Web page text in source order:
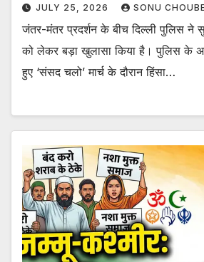
JULY 25, 2026 SONU
जंतर-मंतर प्रदर्शन के बीच दिल्ली पुलिस ने
को लेकर बड़ा खुलासा किया है। पुलिस के
हुए ‘संसद चलो’ मार्च के दौरान हिंसा…